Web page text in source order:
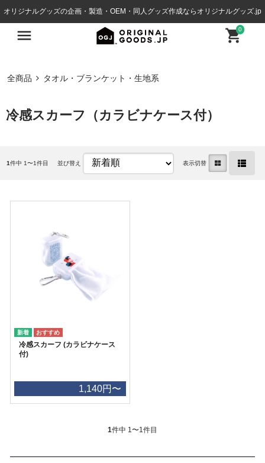
オリジナルグッズの企画・製造・OEM・同人グッズ作成ならオリジナルグッズ.jp
0
全商品 タオル・ブランケット・生地系
冷感スカーフ（カラビナケース付）
1件中 1〜1件目 並び替え 表示切替
冷感スカーフ (カラビナケース
付)
1,140円〜
1件中 1〜1件目